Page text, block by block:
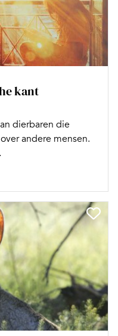
kant
dierbaren die
andere mensen.